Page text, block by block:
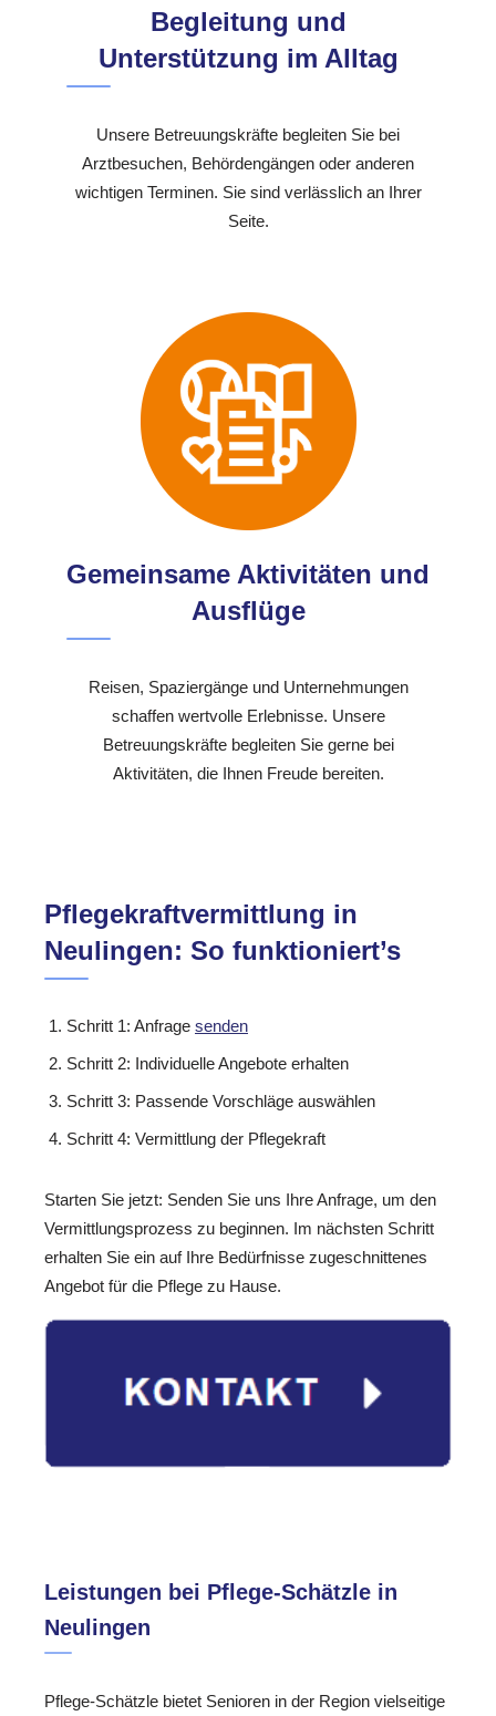
Begleitung und
Unterstützung im Alltag
Unsere Betreuungskräfte begleiten Sie bei
Arztbesuchen, Behördengängen oder anderen
wichtigen Terminen. Sie sind verlässlich an Ihrer
Seite.
Gemeinsame Aktivitäten und
Ausflüge
Reisen, Spaziergänge und Unternehmungen
schaffen wertvolle Erlebnisse. Unsere
Betreuungskräfte begleiten Sie gerne bei
Aktivitäten, die Ihnen Freude bereiten.
Pflegekraftvermittlung in
Neulingen: So funktioniert’s
Schritt 1: Anfrage senden
Schritt 2: Individuelle Angebote erhalten
Schritt 3: Passende Vorschläge auswählen
Schritt 4: Vermittlung der Pflegekraft
Starten Sie jetzt: Senden Sie uns Ihre Anfrage, um den
Vermittlungsprozess zu beginnen. Im nächsten Schritt
erhalten Sie ein auf Ihre Bedürfnisse zugeschnittenes
Angebot für die Pflege zu Hause.
Leistungen bei Pflege-Schätzle in
Neulingen
Pflege-Schätzle bietet Senioren in der Region vielseitige